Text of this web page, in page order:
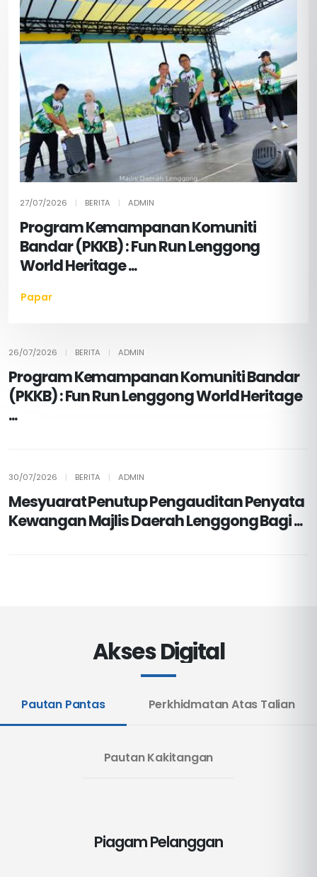
27/07/2026 | BERITA | ADMIN
Program Kemampanan Komuniti
Bandar (PKKB) : Fun Run Lenggong
World Heritage ...
Papar
26/07/2026 | BERITA | ADMIN
Program Kemampanan Komuniti Bandar
(PKKB) : Fun Run Lenggong World Heritage
...
30/07/2026 | BERITA | ADMIN
Mesyuarat Penutup Pengauditan Penyata
Kewangan Majlis Daerah Lenggong Bagi ...
Akses Digital
Pautan Pantas Perkhidmatan Atas Talian
Pautan Kakitangan
Piagam Pelanggan